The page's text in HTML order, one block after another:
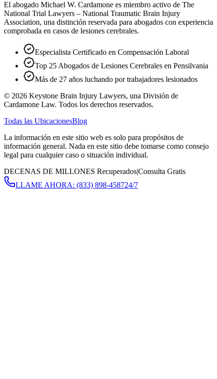
El abogado Michael W. Cardamone es miembro activo de The
National Trial Lawyers – National Traumatic Brain Injury
Association, una distinción reservada para abogados con experiencia
comprobada en casos de lesiones cerebrales.
Especialista Certificado en Compensación Laboral
Top 25 Abogados de Lesiones Cerebrales en Pensilvania
Más de 27 años luchando por trabajadores lesionados
© 2026 Keystone Brain Injury Lawyers, una División de
Cardamone Law. Todos los derechos reservados.
Todas las UbicacionesBlog
La información en este sitio web es solo para propósitos de
información general. Nada en este sitio debe tomarse como consejo
legal para cualquier caso o situación individual.
DECENAS DE MILLONES Recuperados|Consulta Gratis
LLAME AHORA: (833) 898-458724/7